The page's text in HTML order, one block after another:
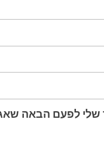
שלי לפעם הבאה